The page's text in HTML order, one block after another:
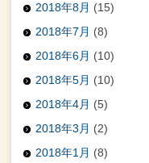
2018年8月 (15)
2018年7月 (8)
2018年6月 (10)
2018年5月 (10)
2018年4月 (5)
2018年3月 (2)
2018年1月 (8)